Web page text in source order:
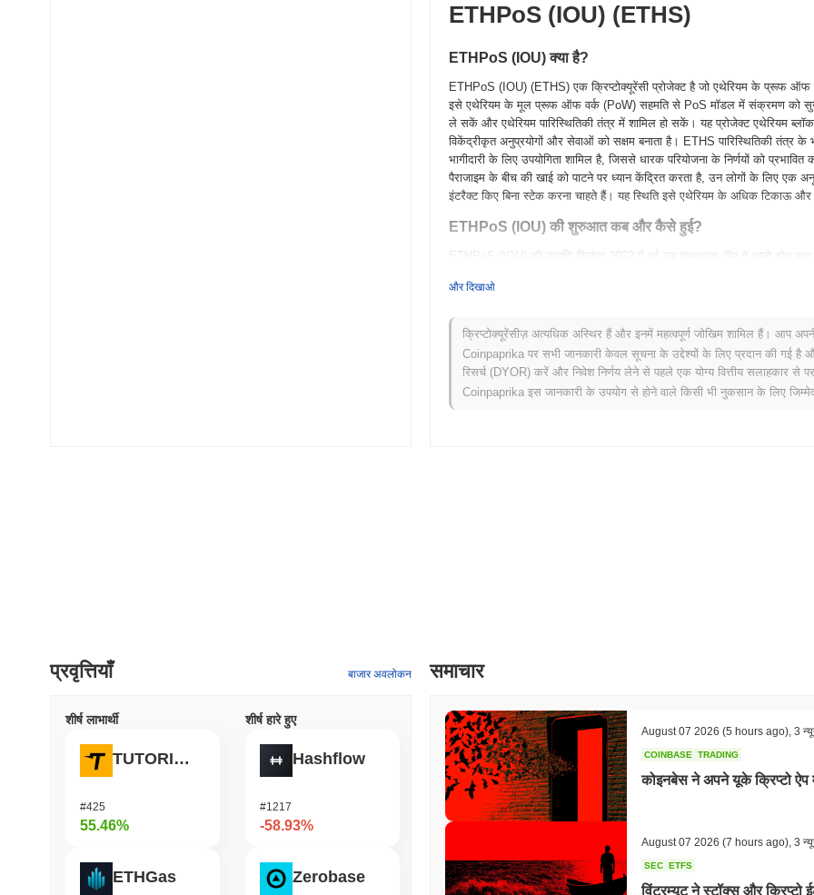
ETHPoS (IOU) (ETHS)
ETHPoS (IOU) क्या है?
ETHPoS (IOU) (ETHS) एक क्रिप्टोक्यूरेंसी प्रोजेक्ट है जो एथेरियम के प्रूफ ऑफ
इसे एथेरियम के मूल प्रूफ ऑफ वर्क (PoW) सहमति से PoS मॉडल में संक्रमण को सुगम
ले सकें और एथेरियम पारिस्थितिकी तंत्र में शामिल हो सकें। यह प्रोजेक्ट एथेरियम
विकेंद्रीकृत अनुप्रयोगों और सेवाओं को सक्षम बनाता है। ETHS पारिस्थितिकी
भागीदारी के लिए उपयोगिता शामिल है, जिससे धारक परियोजना के निर्णयों को
पैराजाइम के बीच की खाई को पाटने पर ध्यान केंद्रित करता है, उन लोगों के लिए एक
इंटरैक्ट किए बिना स्टेक करना चाहते हैं। यह स्थिति इसे एथेरियम के अधिक टिकाऊ
ETHPoS (IOU) की शुरुआत कब और कैसे हुई?
ETHPoS (IOU) की उत्पत्ति दिसंबर 2022 में हुई जब संस्थापक टीम ने अपने श्वेत पत्र
करने की अनुमति मिली। सफल टेस्टनेट चरण के बाद, मुख्यनेट जून 2023 में लॉन्च किया
किया, जिसका उद्देश्य लेनदेन की दक्षता और सुरक्षा को बढ़ाना था। टोकन का
प्रतिभागियों को पारंपरिक धन जुटाने के तरीकों की सीमाओं के बिना ETHPoS
इसके पारिस्थितिकी तंत्र के विकास के लिए आधार स्थापित करते हैं, इसे विकासशील
ETHPoS (IOU) के लिए आगे क्या है?
हितधारकों को निर्णय लेने की प्रक्रियाओं में भाग लेने की अनुमति मिलती है, जो विकास
आप ETHPoS (IOU) के साथ क्या कर सकते हैं?
ETHPoS (IOU) अपने पारिस्थितिकी तंत्र के भीतर कई व्यावहारिक उपयोगिताएँ
जिससे उपयोगकर्ताओं को मूल्य भेजने और विकेंद्रीकृत अनुप्रयोगों (dApps) के साथ
कर सकते हैं ताकि नेटवर्क को सुरक्षित रखने में मदद मिल सके, जो विशेष स्टेकिंग तंत्र
अलावा, ETHPoS (IOU) शासन कार्यक्षमताएँ भी प्रदान कर सकता है, जिससे धारक
प्रक्रियाओं में भाग ले सकें। यह भागीदारी नेटवर्क के विकास और विकास के लिए एक
उपयोग dApps और एकीकरण बनाने के लिए कर सकते हैं, जो पारिस्थितिकी तंत्र की
है, जिससे नेटवर्क के भीतर निर्बाध लेनदेन और इंटरैक्शन की सुविधा मिलती है। कुल
प्रूफ ऑफ स्टेक वातावरण में सक्रिय रूप से भाग लेने के लिए एक मजबूत ढांचा प्रदान
और दिखाओ
क्रिप्टोक्यूरेंसीज़ अत्यधिक अस्थिर हैं और इनमें महत्वपूर्ण जोखिम शामिल हैं। आप
Coinpaprika पर सभी जानकारी केवल सूचना के उद्देश्यों के लिए प्रदान की गई है
रिसर्च (DYOR) करें और निवेश निर्णय लेने से पहले एक योग्य वित्तीय सलाहकार से
Coinpaprika इस जानकारी के उपयोग से होने वाले किसी भी नुकसान के लिए
प्रवृत्तियाँ बाजार अवलोकन
शीर्ष लाभार्थी
TUTORIAL
#425
55.46%
ETHGas
शीर्ष हारे हुए
Hashflow
#1217
-58.93%
Zerobase
समाचार
August 07 2026 (5 hours ago) 3
COINBASE TRADING
कोइनबेस ने अपने यूके क्रिप्टो
August 07 2026 (7 hours ago) 3
SEC ETFS
विंटरम्यूट ने स्टॉक्स और क्रिप्टो